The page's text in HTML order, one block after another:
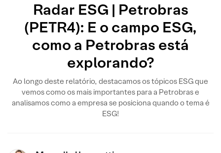
Radar ESG | Petrobras
(PETR4): E o campo ESG,
como a Petrobras está
explorando?
Ao longo deste relatório, destacamos os tópicos ESG que
vemos como os mais importantes para a Petrobras e
analisamos como a empresa se posiciona quando o tema é
ESG!